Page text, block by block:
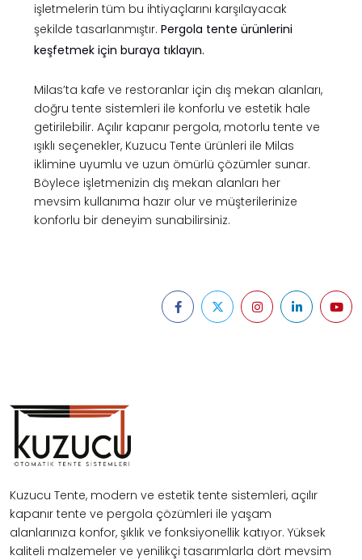
işletmelerin tüm bu ihtiyaçlarını karşılayacak
şekilde tasarlanmıştır. Pergola tente ürünlerini
keşfetmek için buraya tıklayın.
Milas’ta kafe ve restoranlar için dış mekan alanları,
doğru tente sistemleri ile konforlu ve estetik hale
getirilebilir. Açılır kapanır pergola, motorlu tente ve
ışıklı seçenekler, Kuzucu Tente ürünleri ile Milas
iklimine uyumlu ve uzun ömürlü çözümler sunar.
Böylece işletmenizin dış mekan alanları her
mevsim kullanıma hazır olur ve müşterilerinize
konforlu bir deneyim sunabilirsiniz.
Kuzucu Tente, modern ve estetik tente sistemleri, açılır
kapanır tente ve pergola çözümleri ile yaşam
alanlarınıza konfor, şıklık ve fonksiyonellik katıyor. Yüksek
kaliteli malzemeler ve yenilikçi tasarımlarla dört mevsim